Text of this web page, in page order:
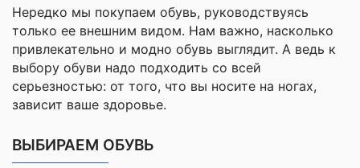
Нередко мы покупаем обувь, руководствуясь
только ее внешним видом. Нам важно, насколько
привлекательно и модно обувь выглядит. А ведь к
выбору обуви надо подходить со всей
серьезностью: от того, что вы носите на ногах,
зависит ваше здоровье.
ВЫБИРАЕМ ОБУВЬ